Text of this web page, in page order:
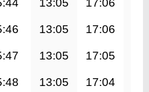
13:05 17:06
13:05 17:05
13:05 17:04